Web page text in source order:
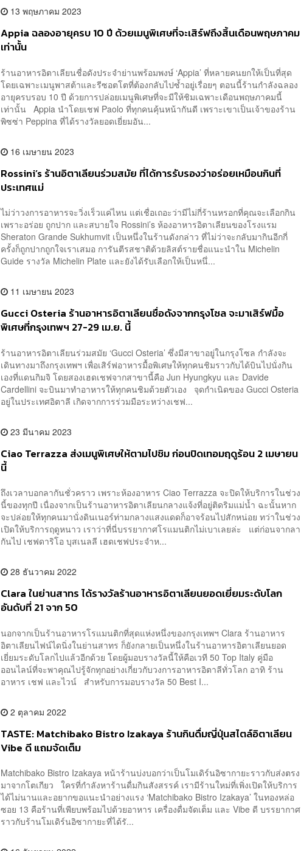
13 พฤษภาคม 2023
Appia ฉลองอายุครบ 10 ปี ด้วยเมนูพิเศษที่จะเสิร์ฟถึงสิ้นเดือนพฤษภาคม
เท่านั้น
ร้านอาหารอิตาเลียนชื่อดังประจำย่านพร้อมพงษ์ ‘Appia’ ที่หลายคนยกให้เป็นที่สุด
โดยเฉพาะเมนูพาสต้าและรีซอตโตที่ต้องกลับไปซ้ำอยู่เรื่อยๆ ตอนนี้ร้านกำลังฉลอง
อายุครบรอบ 10 ปี ด้วยการปล่อยเมนูพิเศษที่จะมีให้ชิมเฉพาะเดือนพฤษภาคมนี้
เท่านั้น Appia นำโดยเชฟ Paolo ที่ทุกคนคุ้นหน้ากันดี เพราะเขาเป็นเจ้าของร้าน
พิซซ่า Peppina ที่ได้รางวัลยอดเยี่ยมอัน...
16 เมษายน 2023
Rossini’s ร้านอิตาเลียนร่วมสมัย ที่ได้การรับรองว่าอร่อยเหมือนกินที่
ประเทศแม่
ไม่ว่าวงการอาหารจะวิ่งเร็วแค่ไหน แต่เชื่อเถอะว่ามีไม่กี่ร้านหรอกที่คุณจะเลือกกิน
เพราะอร่อย ถูกปาก และสบายใจ Rossini’s ห้องอาหารอิตาเลียนของโรงแรม
Sheraton Grande Sukhumvit เป็นหนึ่งในร้านดังกล่าว ที่ไม่ว่าจะกลับมากินอีกกี่
ครั้งก็ถูกปากถูกใจเราเสมอ การันตีรสชาติด้วยลิสต์รายชื่อแนะนำใน Michelin
Guide รางวัล Michelin Plate และยังได้รับเลือกให้เป็นหนึ่...
11 เมษายน 2023
Gucci Osteria ร้านอาหารอิตาเลียนชื่อดังจากกรุงโซล จะมาเสิร์ฟมื้อ
พิเศษที่กรุงเทพฯ 27-29 เม.ย. นี้
ร้านอาหารอิตาเลียนร่วมสมัย ‘Gucci Osteria’ ซึ่งมีสาขาอยู่ในกรุงโซล กำลังจะ
เดินทางมาถึงกรุงเทพฯ เพื่อเสิร์ฟอาหารมื้อพิเศษให้ทุกคนชิมราวกับได้บินไปนั่งกิน
เองที่แดนกิมจิ โดยสองเฮดเชฟจากสาขานี้คือ Jun Hyungkyu และ Davide
Cardellini จะบินมาทำอาหารให้ทุกคนชิมด้วยตัวเอง จุดกำเนิดของ Gucci Osteria
อยู่ในประเทศอิตาลี เกิดจากการร่วมมือระหว่างเชฟ...
23 มีนาคม 2023
Ciao Terrazza ส่งเมนูพิเศษให้ตามไปชิม ก่อนปิดเทอมฤดูร้อน 2 เมษายน
นี้
ถึงเวลาบอกลากันชั่วคราว เพราะห้องอาหาร Ciao Terrazza จะปิดให้บริการในช่วง
นี้ของทุกปี เนื่องจากเป็นร้านอาหารอิตาเลียนกลางแจ้งที่อยู่ติดริมแม่น้ำ ฉะนั้นหาก
จะปล่อยให้ทุกคนมานั่งดินเนอร์ท่ามกลางแสงแดดก็อาจร้อนไปสักหน่อย ทว่าในช่วง
เปิดให้บริการฤดูหนาว เราว่าที่นี่บรรยากาศโรแมนติกไม่เบาเลยล่ะ แต่ก่อนจากลา
กันไป เชฟดาริโอ บุสเนลลี เฮดเชฟประจำห...
28 ธันวาคม 2022
Clara ในย่านสาทร ได้รางวัลร้านอาหารอิตาเลียนยอดเยี่ยมระดับโลก
อันดับที่ 21 จาก 50
นอกจากเป็นร้านอาหารโรแมนติกที่สุดแห่งหนึ่งของกรุงเทพฯ Clara ร้านอาหาร
อิตาเลียนไฟน์ไดนิ่งในย่านสาทร ก็ยังกลายเป็นหนึ่งในร้านอาหารอิตาเลียนยอด
เยี่ยมระดับโลกไปแล้วอีกด้วย โดยผู้มอบรางวัลนี้ให้คือเวที 50 Top Italy คู่มือ
ออนไลน์ที่จะพาคุณไปรู้จักทุกอย่างเกี่ยวกับวงการอาหารอิตาลีทั่วโลก อาทิ ร้าน
อาหาร เชฟ และไวน์ สำหรับการมอบรางวัล 50 Best I...
2 ตุลาคม 2022
TASTE: Matchibako Bistro Izakaya ร้านกินดื่มญี่ปุ่นสไตล์อิตาเลียน
Vibe ดี แถมจัดเต็ม
Matchibako Bistro Izakaya หน้าร้านบ่งบอกว่าเป็นโมเดิร์นอิซากายะราวกับส่งตรง
มาจากโตเกียว ใครที่กำลังหาร้านดื่มกินสังสรรค์ เรามีร้านใหม่ที่เพิ่งเปิดให้บริการ
ได้ไม่นานและอยากขอแนะนำอย่างแรง ‘Matchibako Bistro Izakaya’ ในทองหล่อ
ซอย 13 คือร้านที่เพียบพร้อมไปด้วยอาหาร เครื่องดื่มจัดเต็ม และ Vibe ดี บรรยากาศ
ราวกับร้านโมเดิร์นอิซากายะที่ได้รั...